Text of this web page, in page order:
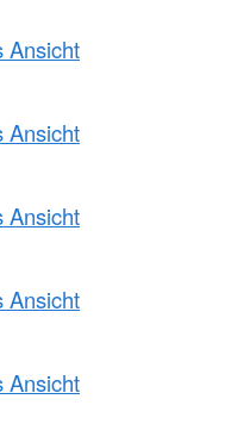
Ansicht
Ansicht
Ansicht
Ansicht
Ansicht